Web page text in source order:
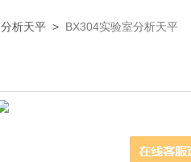
分析天平> BX304实验室分析天平